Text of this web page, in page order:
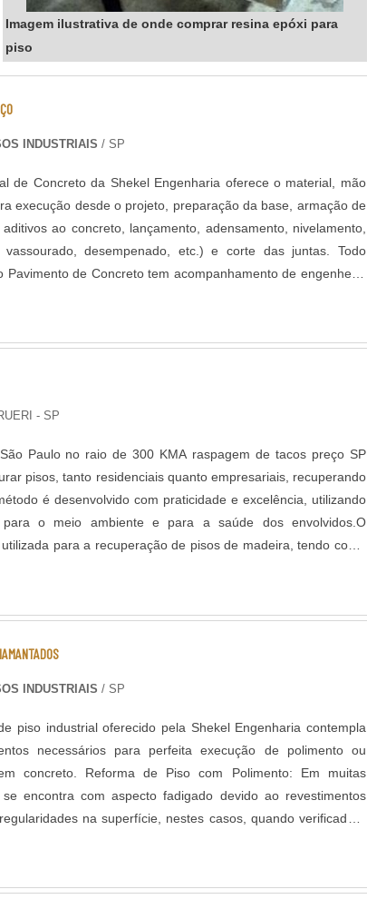
Imagem ilustrativa de onde comprar resina epóxi para
piso
INDUSTRIAIS / SP
de Concreto da Shekel Engenharia oferece o material, mão
execução desde o projeto, preparação da base, armação de
ao concreto, lançamento, adensamento, nivelamento,
desempenado, etc.) e corte das juntas. Todo
Pavimento de Concreto tem acompanhamento de engenheiro
para melhor desempenho do piso como por exemplo
como Polimento, Lapidação e Revestimentos de
das juntas do piso e lábios poliméricos são de extrema
industrias com alta capacidade de carga.
- SP
Paulo no raio de 300 KMA raspagem de tacos preço SP
pisos, tanto residenciais quanto empresariais, recuperando
é desenvolvido com praticidade e excelência, utilizando
para o meio ambiente e para a saúde dos envolvidos.O
para a recuperação de pisos de madeira, tendo como
INDUSTRIAIS / SP
piso industrial oferecido pela Shekel Engenharia contempla
necessários para perfeita execução de polimento ou
Polimento: Em muitas
encontra com aspecto fadigado devido ao revestimentos
na superfície, nestes casos, quando verificado a
com máquinas politrizes de piso e aplicação de aditivos para